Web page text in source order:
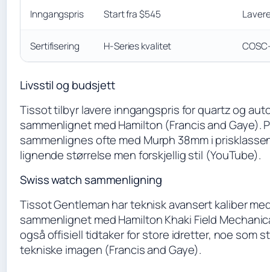
Inngangspris Start fra $545
Sertifisering H-Series kvalitet
Livsstil og budsjett
Tissot tilbyr lavere inngangspris for quartz og
sammenlignet med Hamilton (Francis and Gaye).
sammenlignes ofte med Murph 38mm i
lignende størrelse men forskjellig stil (YouTube).
Swiss watch sammenligning
Tissot Gentleman har teknisk avansert kaliber
sammenlignet med Hamilton Khaki Field
også offisiell tidtaker for store idretter, noe som
tekniske imagen (Francis and Gaye).